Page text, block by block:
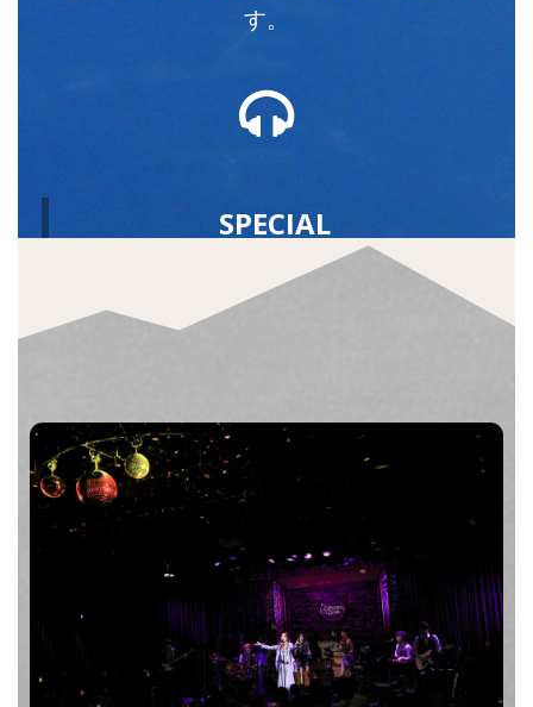
す。
SPECIAL
会員ご継続特典CD(またはDVD)プレゼン
ト！(継続時のみ・1年ごとに切り替え)